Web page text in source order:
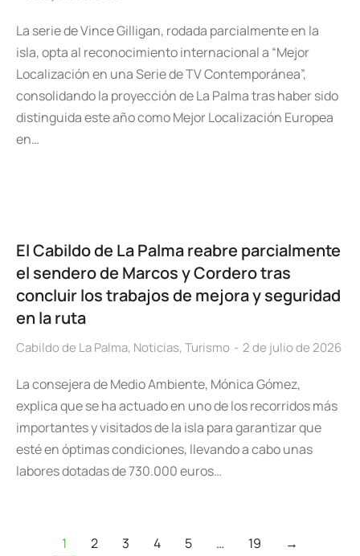
La serie de Vince Gilligan, rodada parcialmente en la
isla, opta al reconocimiento internacional a “Mejor
Localización en una Serie de TV Contemporánea”,
consolidando la proyección de La Palma tras haber sido
distinguida este año como Mejor Localización Europea
en…
El Cabildo de La Palma reabre parcialmente
el sendero de Marcos y Cordero tras
concluir los trabajos de mejora y seguridad
en la ruta
Cabildo de La Palma, Noticias, Turismo 2 de julio de 2026
La consejera de Medio Ambiente, Mónica Gómez,
explica que se ha actuado en uno de los recorridos más
importantes y visitados de la isla para garantizar que
esté en óptimas condiciones, llevando a cabo unas
labores dotadas de 730.000 euros…
1 2 3 4 5 … 19 →